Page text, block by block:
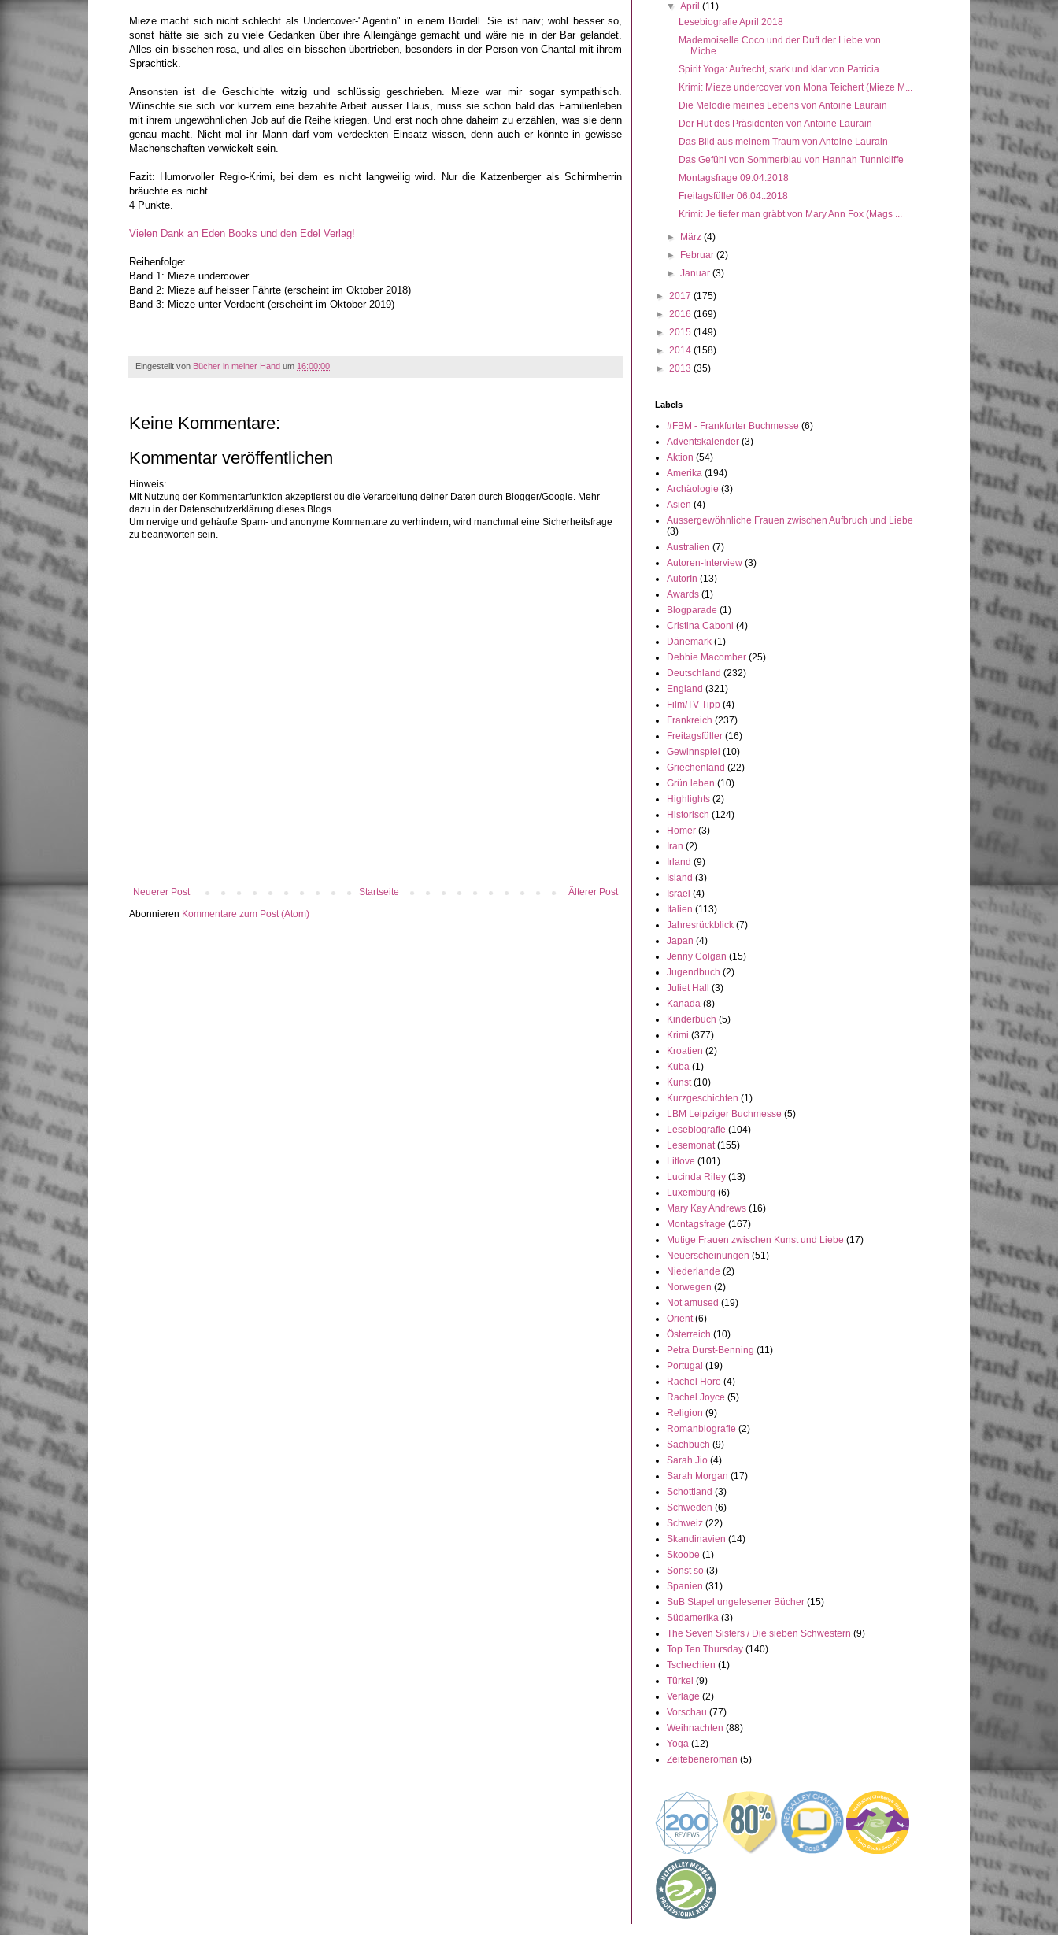
Mieze macht sich nicht schlecht als Undercover-"Agentin" in einem Bordell. Sie ist naiv; wohl besser so,
sonst hätte sie sich zu viele Gedanken über ihre Alleingänge gemacht und wäre nie in der Bar gelandet.
Alles ein bisschen rosa, und alles ein bisschen übertrieben, besonders in der Person von Chantal mit ihrem
Sprachtick.
Ansonsten ist die Geschichte witzig und schlüssig geschrieben. Mieze war mir sogar sympathisch.
Wünschte sie sich vor kurzem eine bezahlte Arbeit ausser Haus, muss sie schon bald das Familienleben
mit ihrem ungewöhnlichen Job auf die Reihe kriegen. Und erst noch ohne daheim zu erzählen, was sie denn
genau macht. Nicht mal ihr Mann darf vom verdeckten Einsatz wissen, denn auch er könnte in gewisse
Machenschaften verwickelt sein.
Fazit: Humorvoller Regio-Krimi, bei dem es nicht langweilig wird. Nur die Katzenberger als Schirmherrin
bräuchte es nicht.
4 Punkte.
Vielen Dank an Eden Books und den Edel Verlag!
Reihenfolge:
Band 1: Mieze undercover
Band 2: Mieze auf heisser Fährte (erscheint im Oktober 2018)
Band 3: Mieze unter Verdacht (erscheint im Oktober 2019)
Eingestellt von Bücher in meiner Hand um 16:00:00
Keine Kommentare:
Kommentar veröffentlichen
Hinweis:
Mit Nutzung der Kommentarfunktion akzeptierst du die Verarbeitung deiner Daten durch Blogger/Google. Mehr
dazu in der Datenschutzerklärung dieses Blogs.
Um nervige und gehäufte Spam- und anonyme Kommentare zu verhindern, wird manchmal eine Sicherheitsfrage
zu beantworten sein.
Neuerer Post Älterer Post
Startseite
Abonnieren Kommentare zum Post (Atom)
▼April(11)
Lesebiografie April 2018
Mademoiselle Coco und der Duft der Liebe von
Miche...
Spirit Yoga: Aufrecht, stark und klar von Patricia...
Krimi: Mieze undercover von Mona Teichert (Mieze M...
Die Melodie meines Lebens von Antoine Laurain
Der Hut des Präsidenten von Antoine Laurain
Das Bild aus meinem Traum von Antoine Laurain
Das Gefühl von Sommerblau von Hannah Tunnicliffe
Montagsfrage 09.04.2018
Freitagsfüller 06.04..2018
Krimi: Je tiefer man gräbt von Mary Ann Fox (Mags ...
► März(4)
►
Februar(2)
►Januar(3)
► 2017 (175)
► 2016 (169)
► 2015 (149)
► 2014 (158)
► 2013 (35)
Labels
#FBM - Frankfurter Buchmesse (6)
Adventskalender (3)
Aktion (54)
Amerika (194)
Archäologie (3)
Asien (4)
Aussergewöhnliche Frauen zwischen Aufbruch und Liebe
(3)
Australien (7)
Autoren-Interview (3)
AutorIn (13)
Awards (1)
Blogparade (1)
Cristina Caboni (4)
Dänemark (1)
Debbie Macomber (25)
Deutschland (232)
England (321)
Film/TV-Tipp (4)
Frankreich (237)
Freitagsfüller (16)
Gewinnspiel (10)
Griechenland (22)
Grün leben (10)
Highlights (2)
Historisch (124)
Homer (3)
Iran (2)
Irland (9)
Island (3)
Israel (4)
Italien (113)
Jahresrückblick (7)
Japan (4)
Jenny Colgan (15)
Jugendbuch (2)
Juliet Hall
(3)
Kanada (8)
Kinderbuch (5)
Krimi (377)
Kroatien (2)
Kuba (1)
Kunst (10)
Kurzgeschichten (1)
LBM Leipziger Buchmesse (5)
Lesebiografie (104)
Lesemonat (155)
Litlove (101)
Lucinda Riley (13)
Luxemburg (6)
Mary Kay Andrews (16)
Montagsfrage (167)
Mutige Frauen zwischen Kunst und Liebe (17)
Neuerscheinungen (51)
Niederlande (2)
Norwegen (2)
Not amused (19)
Orient (6)
Österreich (10)
Petra Durst-Benning (11)
Portugal (19)
Rachel Hore (4)
Rachel Joyce (5)
Religion (9)
Romanbiografie (2)
Sachbuch (9)
Sarah Jio (4)
Sarah Morgan (17)
Schottland (3)
Schweden (6)
Schweiz (22)
Skandinavien (14)
Skoobe (1)
Sonst so (3)
Spanien (31)
SuB Stapel ungelesener Bücher (15)
Südamerika (3)
The Seven Sisters / Die sieben Schwestern (9)
Top Ten Thursday (140)
Tschechien (1)
Türkei (9)
Verlage (2)
Vorschau (77)
Weihnachten (88)
Yoga (12)
Zeitebeneroman (5)